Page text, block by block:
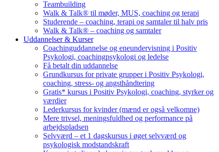
Teambuilding
Walk & Talk® til møder, MUS, coaching og terapi
Studerende – coaching, terapi og samtaler til halv pris
Walk & Talk® – coaching og samtaler
Uddannelser & Kurser
Coachinguddannelse og eneundervisning i Positiv
Psykologi, coachingpsykologi og ledelse
Få betalt din uddannelse
Grundkursus for private grupper i Positiv Psykologi,
coaching, stress- og angsthåndtering
Gratis* kursus i Positiv Psykologi, coaching, styrker og
værdier
Lederkursus for kvinder (mænd er også velkomne)
Mere trivsel, meningsfuldhed og performance på
arbejdspladsen
Selvværd – et 1 dagskursus i øget selvværd og
psykologisk modstandskraft